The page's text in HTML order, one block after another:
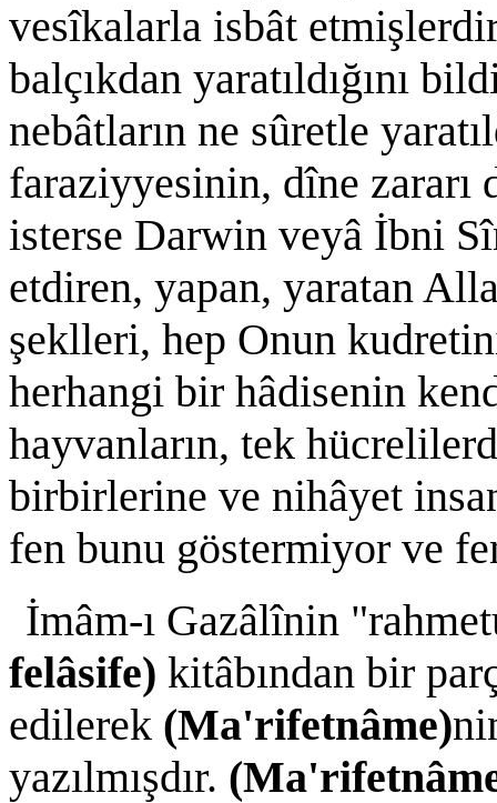
vesîkalarla isbât
balçıkdan yaratıldığını
nebâtların ne sûretle
faraziyyesinin, dîne zararı
isterse Darwin veyâ İbni
etdiren, yapan, yaratan
şeklleri, hep Onun
herhangi bir hâdisenin
hayvanların, tek
birbirlerine ve nihâyet
fen bunu göstermiyor ve
İmâm-ı Gazâlînin
felâsife) kitâbından bir
edilerek (Ma'rifetnâme)
yazılmışdır.